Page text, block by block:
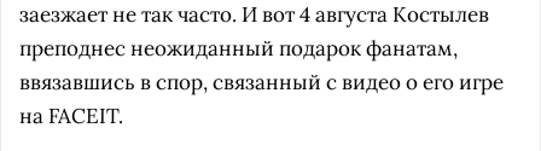
заезжает не так часто. И вот 4 августа Костылев
преподнес неожиданный подарок фанатам,
ввязавшись в спор, связанный с видео о его игре
на FACEIT.